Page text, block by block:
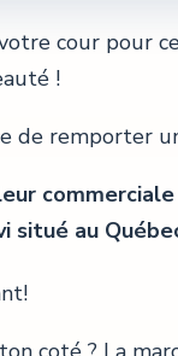
cour pour
!
de remporter
situé au